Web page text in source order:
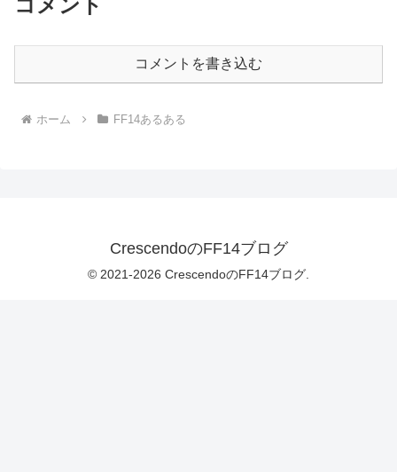
コメント
コメントを書き込む
ホーム FF14あるある
CrescendoのFF14ブログ
© 2021-2026 CrescendoのFF14ブログ.